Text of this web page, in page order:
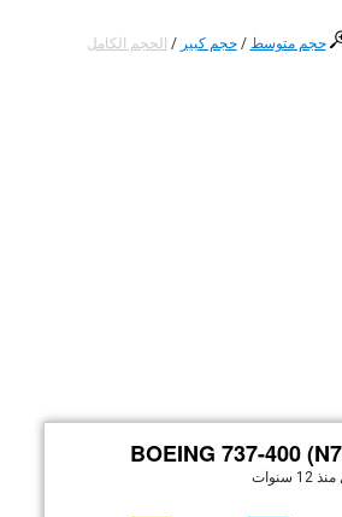
حجم متوسط /حجم كبير / الحجم الكامل
BOEING 737-400
منذ 12 سنوات